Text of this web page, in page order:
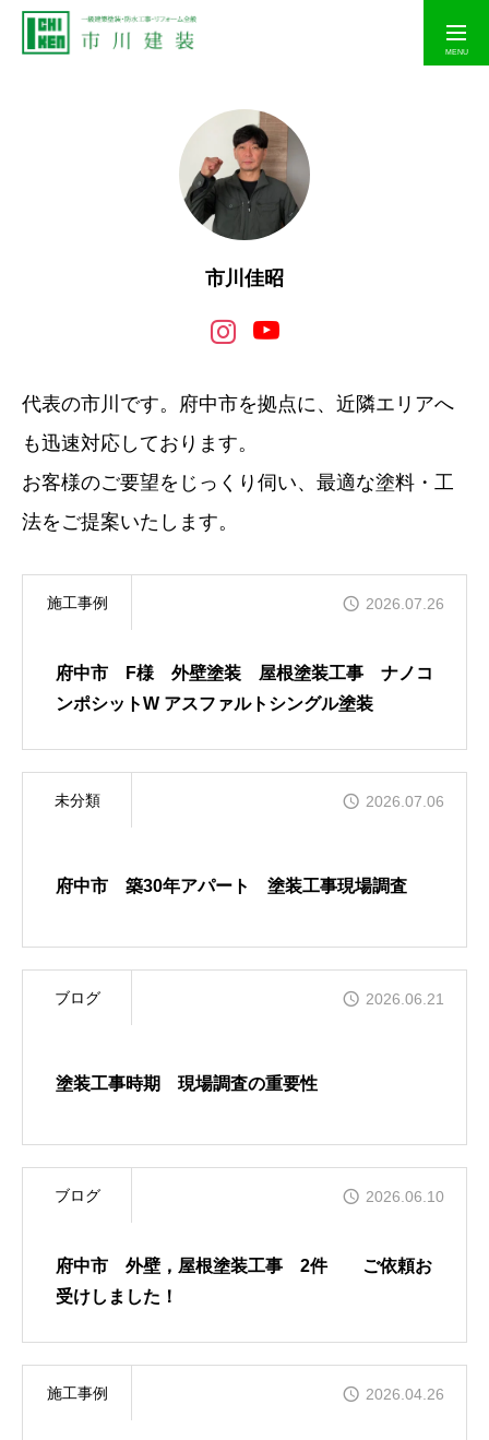
選ばれている理由
施工完了までの流れ
会社案内
お問い合わせ
市川佳昭
代表の市川です。府中市を拠点に、近隣エリアへ
も迅速対応しております。
お客様のご要望をじっくり伺い、最適な塗料・工
法をご提案いたします。
施工事例 2026.07.26
府中市 F様 外壁塗装 屋根塗装工事 ナノコ
ンポシットW アスファルトシングル塗装
未分類 2026.07.06
府中市 築30年アパート 塗装工事現場調査
ブログ 2026.06.21
塗装工事時期 現場調査の重要性
ブログ 2026.06.10
府中市 外壁，屋根塗装工事 2件 ご依頼お
受けしました！
施工事例 2026.04.26